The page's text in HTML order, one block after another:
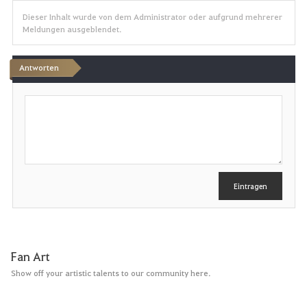
Dieser Inhalt wurde von dem Administrator oder aufgrund mehrerer
Meldungen ausgeblendet.
Antworten
S
b
Eintragen
Fan Art
Show off your artistic talents to our community here.